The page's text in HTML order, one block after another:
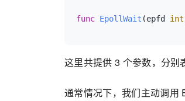
func EpollWait (epfd int
这里共提供 3 个参数，分别
通常情况下，我们主动调用